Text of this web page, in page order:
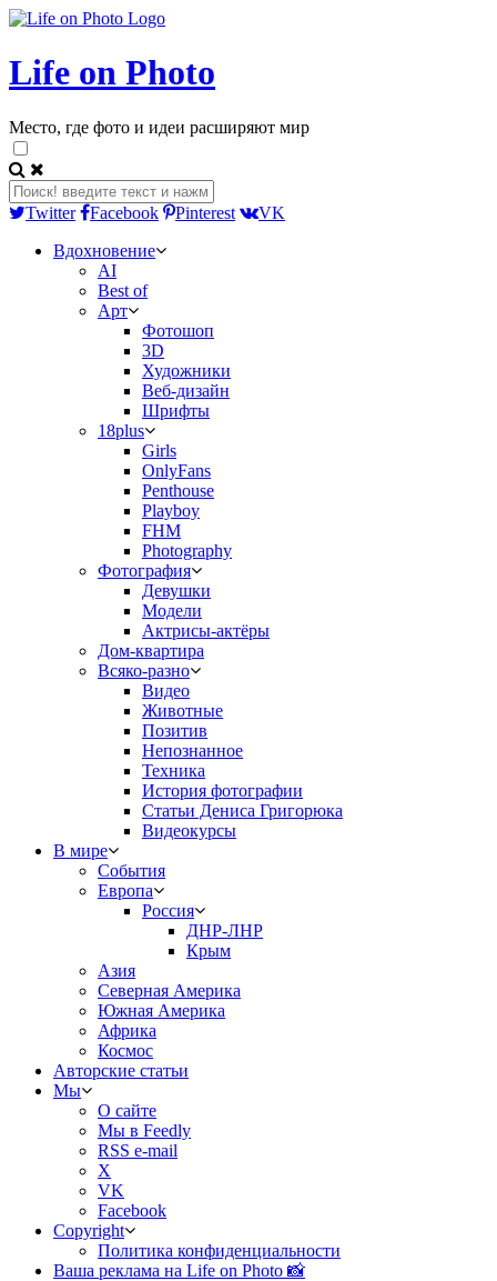
Life on Photo
Место, где фото и идеи расширяют мир
Twitter Facebook Pinterest
VK
Вдохновение
AI
Best of
Арт
Фотошоп
3D
Художники
Веб-дизайн
Шрифты
18plus
Girls
OnlyFans
Penthouse
Playboy
FHM
Photography
Фотография
Девушки
Модели
Актрисы-актёры
Дом-квартира
Всяко-разно
Видео
Животные
Позитив
Непознанное
Техника
История фотографии
Статьи Дениса Григорюка
Видеокурсы
В мире
События
Европа
Россия
ДНР-ЛНР
Крым
Азия
Северная Америка
Южная Америка
Африка
Космос
Авторские статьи
Мы
О сайте
Мы в Feedly
RSS e-mail
X
VK
Facebook
Copyright
Политика конфиденциальности
Ваша реклама на Life on Photo 📸